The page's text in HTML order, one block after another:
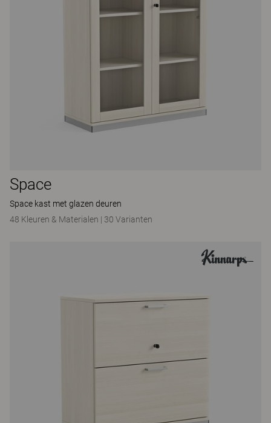
Space
Space kast met glazen deuren
48 Kleuren & Materialen | 30 Varianten